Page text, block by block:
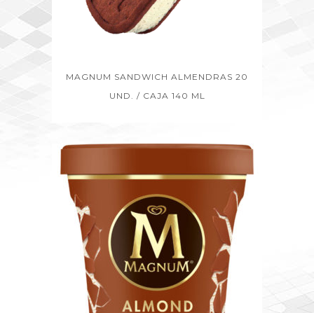
MAGNUM SANDWICH ALMENDRAS 20
UND. / CAJA 140 ML